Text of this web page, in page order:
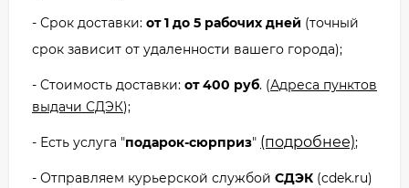
- Срок доставки: от 1 до 5 рабочих дней (точный
срок зависит от удаленности вашего города);
- Cтоимость доставки: от 400 руб. (Адреса пунктов
выдачи СДЭК);
- Есть услуга "подарок-сюрприз" (подробнее);
- Отправляем курьерской службой СДЭК (cdek.ru)